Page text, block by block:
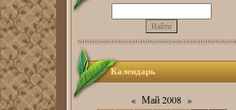
Календарь
« Май 2008 »